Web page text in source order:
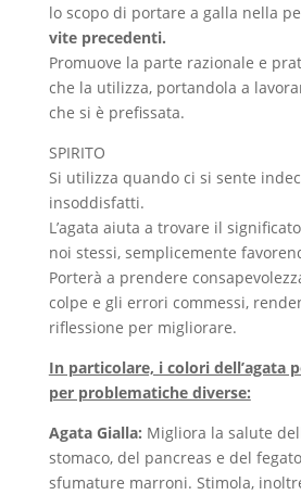
lo scopo di portare a galla nella
vite precedenti.
Promuove la parte razionale e
che la utilizza, portandola a
che si è prefissata.
SPIRITO
Si utilizza quando ci si sente
insoddisfatti.
L’agata aiuta a trovare il
noi stessi, semplicemente
Porterà a prendere
colpe e gli errori commessi,
riflessione per migliorare.
In particolare, i colori dell’agata
per problematiche diverse:
Agata Gialla: Migliora la salute
stomaco, del pancreas e del
sfumature marroni. Stimola,